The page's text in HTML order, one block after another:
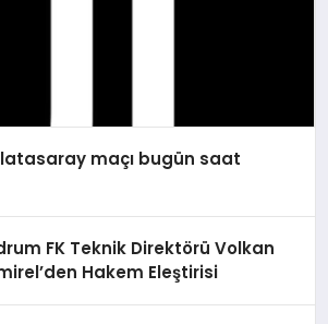
maçı bugün saat
FK Teknik Direktörü Volkan
Hakem Eleştirisi